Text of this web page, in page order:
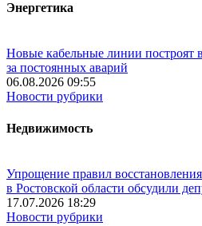
Энергетика
Новые кабельные линии построят
за постоянных аварий
06.08.2026 09:55
Новости рубрики
Недвижимость
Упрощение правил
в Ростовской области обсудили
17.07.2026 18:29
Новости рубрики